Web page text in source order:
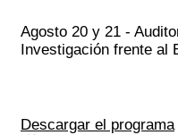
Agosto 20 y 21 -
Investigación frente al
Descargar el programa